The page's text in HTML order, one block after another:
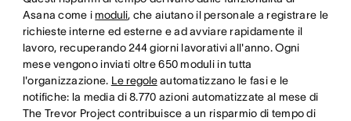
Asana come imoduli, che aiutano il personale a registrare le
richieste interne ed esterne e ad avviare rapidamente il
lavoro, recuperando 244 giorni lavorativi all'anno. Ogni
mese vengono inviati oltre 650 moduli in tutta
l'organizzazione. Le regoleautomatizzano le fasi e le
notifiche: la media di 8.770 azioni automatizzate al mese di
The Trevor Project contribuisce a un risparmio di tempo di